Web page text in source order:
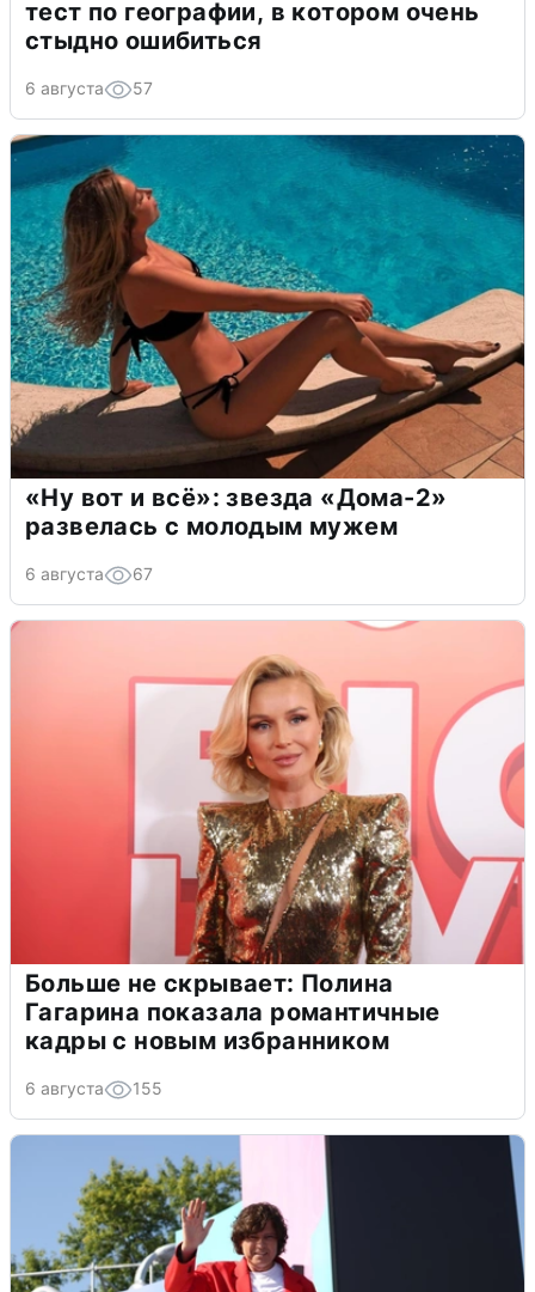
тест по географии, в котором очень
стыдно ошибиться
6 августа 57
«Ну вот и всё»: звезда «Дома-2»
развелась с молодым мужем
6 августа 67
Больше не скрывает: Полина
Гагарина показала романтичные
кадры с новым избранником
6 августа 155